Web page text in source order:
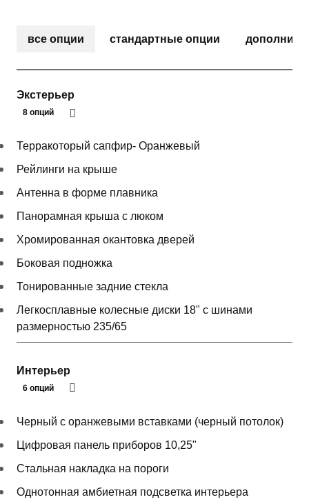
все опции стандартные опции
Экстерьер
8 опций
Терракоторый сапфир- Оранжевый
Рейлинги на крыше
Антенна в форме плавника
Панорамная крыша с люком
Хромированная окантовка дверей
Боковая подножка
Тонированные задние стекла
Легкосплавные колесные диски 18" с шинами
размерностью 235/65
Интерьер
6 опций
Черный с оранжевыми вставками (черный потолок)
Цифровая панель приборов 10,25"
Стальная накладка на пороги
Однотонная амбиетная подсветка интерьера